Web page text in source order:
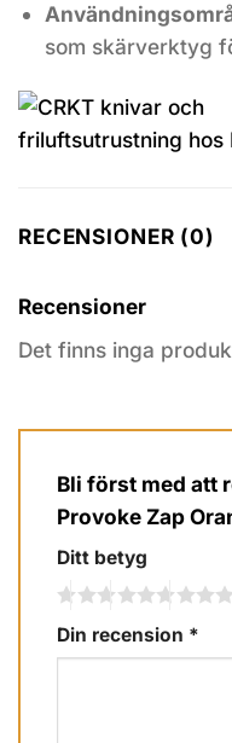
som skärverktyg
RECENSIONER (0)
Recensioner
Det finns inga
Bli först med att
Provoke Zap
Ditt betyg
Din recension *